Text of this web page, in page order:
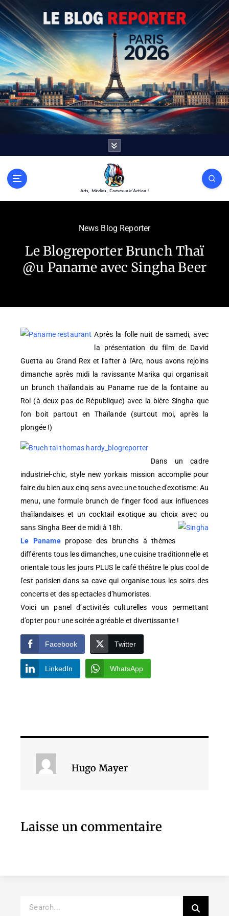
Arts, Médias, Communic'Action !
News Blog Reporter
Le Blogreporter Brunch Thaï
@u Paname avec Singha Beer
Après la folle nuit de samedi, avec
la présentation du film de David
Guetta au Grand Rex et l'after à l'Arc, nous avons rejoins
dimanche après midi la ravissante Marika qui organisait
un brunch thaïlandais au Paname rue de la fontaine au
Roi (à deux pas de République) avec la bière Singha que
l'on boit partout en Thaïlande (surtout moi, après la
plongée !)
Dans un cadre
industriel-chic, style new yorkais mission accomplie pour
faire du bien aux cinq sens avec une touche d'exotisme: Au
menu, une formule brunch de finger food aux influences
thaïlandaises et un cocktail exotique au choix avec ou
sans Singha Beer de midi à 18h.
Le Panamepropose des brunchs à thèmes
différents tous les dimanches, une cuisine traditionnelle et
orientale tous les jours PLUS le café théâtre le plus cool de
l'est parisien dans sa cave qui organise tous les soirs des
concerts et des spectacles d’humoristes.
Voici un panel d’activités culturelles vous permettant
d’opter pour une soirée agréable et divertissante !
Facebook Twitter
LinkedIn WhatsApp
Hugo Mayer
Laisse un commentaire